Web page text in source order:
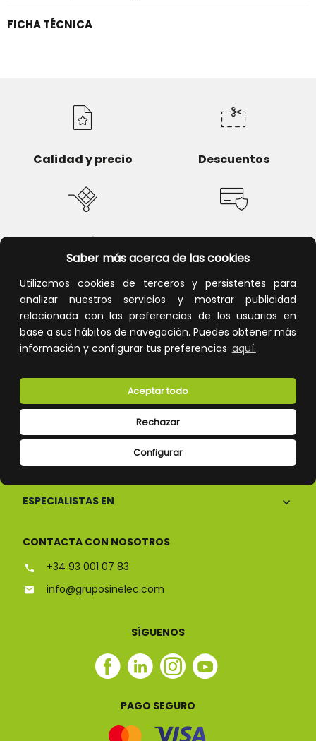
Saber más acerca de las cookies
Utilizamos cookies de terceros y persistentes para
analizar nuestros servicios y mostrar publicidad
relacionada con las preferencias de los usuarios en
base a sus hábitos de navegación. Puedes obtener más
información y configurar tus preferencias aquí.
Configurar
Rechazar
Aceptar todo
FICHA TÉCNICA
Calidad y precio Descuentos
Devoluciones Pago seguro
Atención al cliente
ESPECIALISTAS EN
CONTACTA CON NOSOTROS
+34 93 001 07 83
info@gruposinelec.com
SÍGUENOS
Facebook
Linkedin
Instagram
Youtube
PAGO SEGURO